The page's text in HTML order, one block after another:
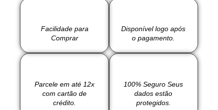
Facilidade para
Comprar
Disponível logo após
o pagamento.
Parcele em até 12x
com cartão de
crédito.
100% Seguro Seus
dados estão
protegidos.